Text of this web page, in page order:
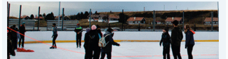
DEPORTES
POLICIALES
I-DIARIO
MÁS